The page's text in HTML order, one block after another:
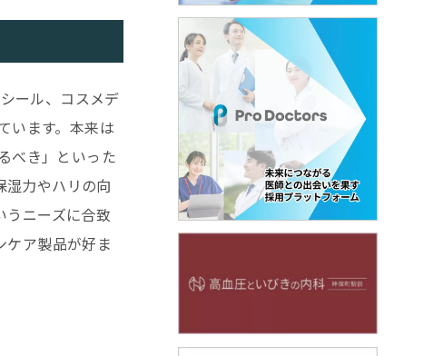
ール、コスメデ
います。本来は
べき」といった
力やハリの向
うニーズに合致
ケア製品が好ま